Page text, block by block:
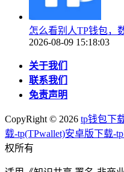
怎么看别人TP钱包，
2026-08-09 15:18:03
关于我们
联系我们
免责声明
CopyRight © 2026 tp钱包下
载-tp(TPwallet)安卓版下载-
权所有